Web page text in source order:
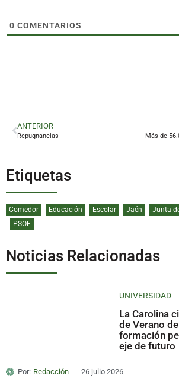
0 COMENTARIOS
ANTERIOR
Repugnancias
Etiquetas
Comedor Educación Escolar Jaén Junta
PSOE
Noticias Relacionadas
UNIVERSIDAD
La Carolina
de Verano
formación
eje de futuro
Por: Redacción 26 julio 2026